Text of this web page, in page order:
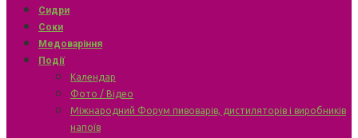
Сидри
Соки
Медоваріння
Події
Календар
Фото / Відео
Міжнародний Форум пивоварів, дистиляторів і виробників
напоїв